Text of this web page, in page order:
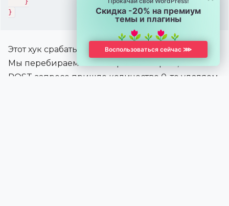
}
Этот хук срабатывает перед выводом корзины.
Мы перебираем все товары и смотрим, если в
POST-запросе пришло количество 0, то удаляем
Скидка -20% на премиум
темы и плагины
Воспользоваться сейчас ⋙